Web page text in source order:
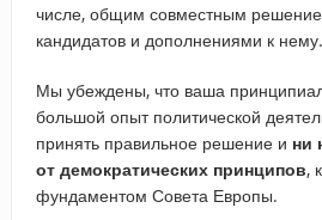
числе, общим совместным
кандидатов и дополнениями к нему.
Мы убеждены, что ваша
большой опыт политической
принять правильное решение и ни
от демократических принципов,
фундаментом Совета Европы.